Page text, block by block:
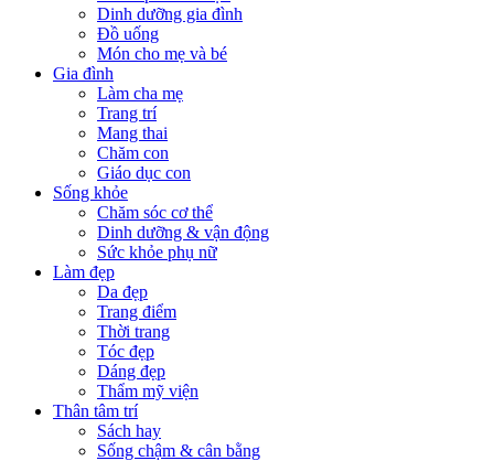
Dinh dưỡng gia đình
Đồ uống
Món cho mẹ và bé
Gia đình
Làm cha mẹ
Trang trí
Mang thai
Chăm con
Giáo dục con
Sống khỏe
Chăm sóc cơ thể
Dinh dưỡng & vận động
Sức khỏe phụ nữ
Làm đẹp
Da đẹp
Trang điểm
Thời trang
Tóc đẹp
Dáng đẹp
Thẩm mỹ viện
Thân tâm trí
Sách hay
Sống chậm & cân bằng